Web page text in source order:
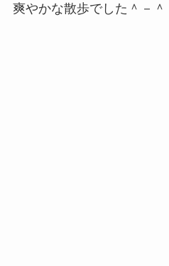
爽やかな散歩でした＾－＾